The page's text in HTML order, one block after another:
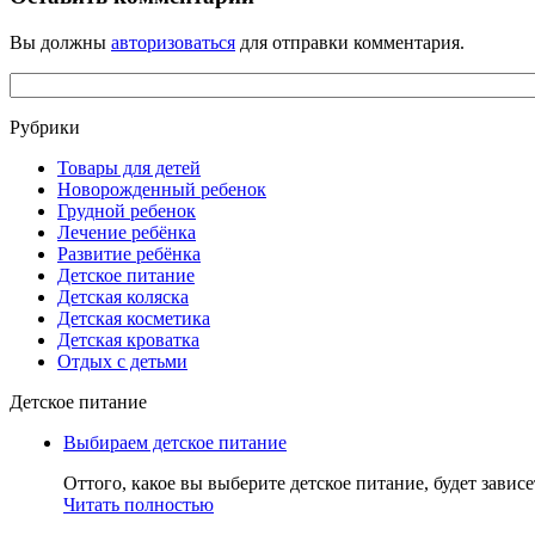
Вы должны авторизоваться для отправки комментария.
Рубрики
Товары для детей
Новорожденный ребенок
Грудной ребенок
Лечение ребёнка
Развитие ребёнка
Детское питание
Детская коляска
Детская косметика
Детская кроватка
Отдых с детьми
Детское питание
Выбираем детское питание
Оттого, какое вы выберите детское питание, будет
Читать полностью